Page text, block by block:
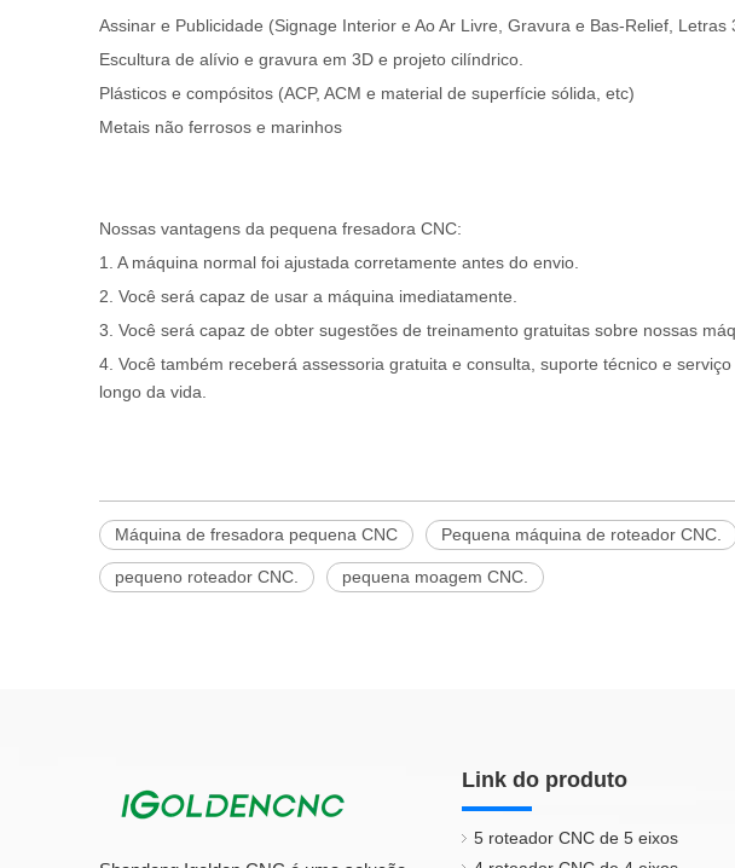
Assinar e Publicidade (Signage Interior e Ao Ar Livre, Gravura e Bas-Relief, Letras
Escultura de alívio e gravura em 3D e projeto cilíndrico.
Plásticos e compósitos (ACP, ACM e material de superfície sólida, etc)
Metais não ferrosos e marinhos
Nossas vantagens da pequena fresadora CNC:
1. A máquina normal foi ajustada corretamente antes do envio.
2. Você será capaz de usar a máquina imediatamente.
3. Você será capaz de obter sugestões de treinamento gratuitas sobre nossas
4. Você também receberá assessoria gratuita e consulta, suporte técnico e
longo da vida.
Máquina de fresadora pequena CNC Pequena máquina de roteador CNC.
pequeno roteador CNC. pequena moagem CNC.
Link do produto
5 roteador CNC de 5 eixos